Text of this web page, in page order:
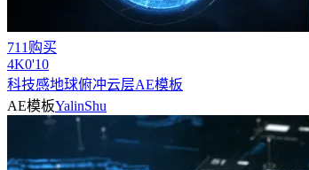
711购买
4K0'10
科技感地球俯冲云层AE模板
AE模板YalinShu